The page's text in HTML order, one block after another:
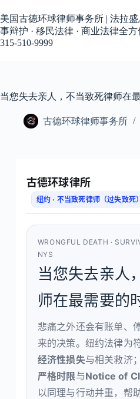
美国古德环球律师事务所 | 法拉盛
事辩护 · 移民法律 · 商业法律全
315-510-9999
当您失去亲人，不当致死律师在
古德环球律师事务所
古德环球律所
纽约 · 不当致死律师（过失致死）
WRONGFUL DEATH ·
NYS
当您失去亲人
师在最需要的
悲痛之外还会有账单、
来的决策。纽约法律为
经济性损失与相关救济
严格时限与Notice of
以同理与行动并重，帮